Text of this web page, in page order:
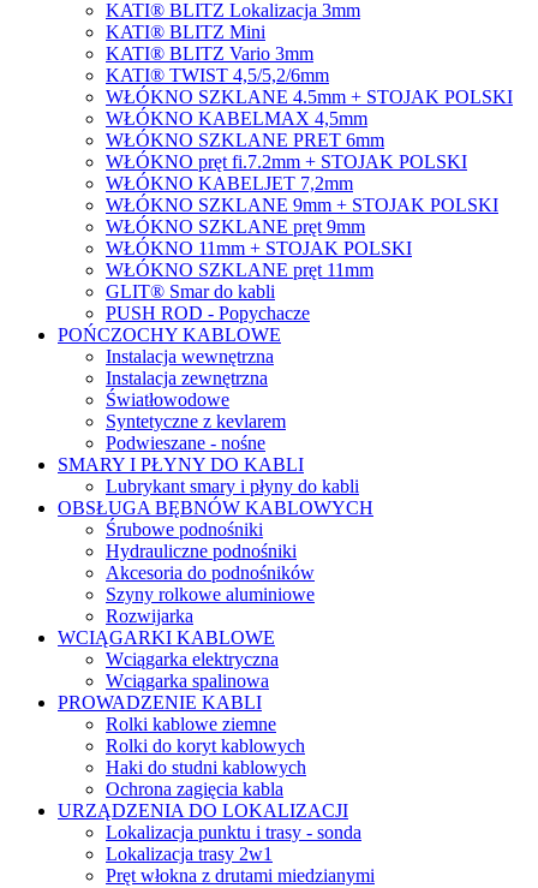
KATI® BLITZ Lokalizacja 3mm
KATI® BLITZ Mini
KATI® BLITZ Vario 3mm
KATI® TWIST 4,5/5,2/6mm
WŁÓKNO SZKLANE 4.5mm + STOJAK POLSKI
WŁÓKNO KABELMAX 4,5mm
WŁÓKNO SZKLANE PRET 6mm
WŁÓKNO pręt fi.7.2mm + STOJAK POLSKI
WŁÓKNO KABELJET 7,2mm
WŁÓKNO SZKLANE 9mm + STOJAK POLSKI
WŁÓKNO SZKLANE pręt 9mm
WŁÓKNO 11mm + STOJAK POLSKI
WŁÓKNO SZKLANE pręt 11mm
GLIT® Smar do kabli
PUSH ROD - Popychacze
POŃCZOCHY KABLOWE
Instalacja wewnętrzna
Instalacja zewnętrzna
Światłowodowe
Syntetyczne z kevlarem
Podwieszane - nośne
SMARY I PŁYNY DO KABLI
Lubrykant smary i płyny do kabli
OBSŁUGA BĘBNÓW KABLOWYCH
Śrubowe podnośniki
Hydrauliczne podnośniki
Akcesoria do podnośników
Szyny rolkowe aluminiowe
Rozwijarka
WCIĄGARKI KABLOWE
Wciągarka elektryczna
Wciągarka spalinowa
PROWADZENIE KABLI
Rolki kablowe ziemne
Rolki do koryt kablowych
Haki do studni kablowych
Ochrona zagięcia kabla
URZĄDZENIA DO LOKALIZACJI
Lokalizacja punktu i trasy - sonda
Lokalizacja trasy 2w1
Pręt włokna z drutami miedzianymi